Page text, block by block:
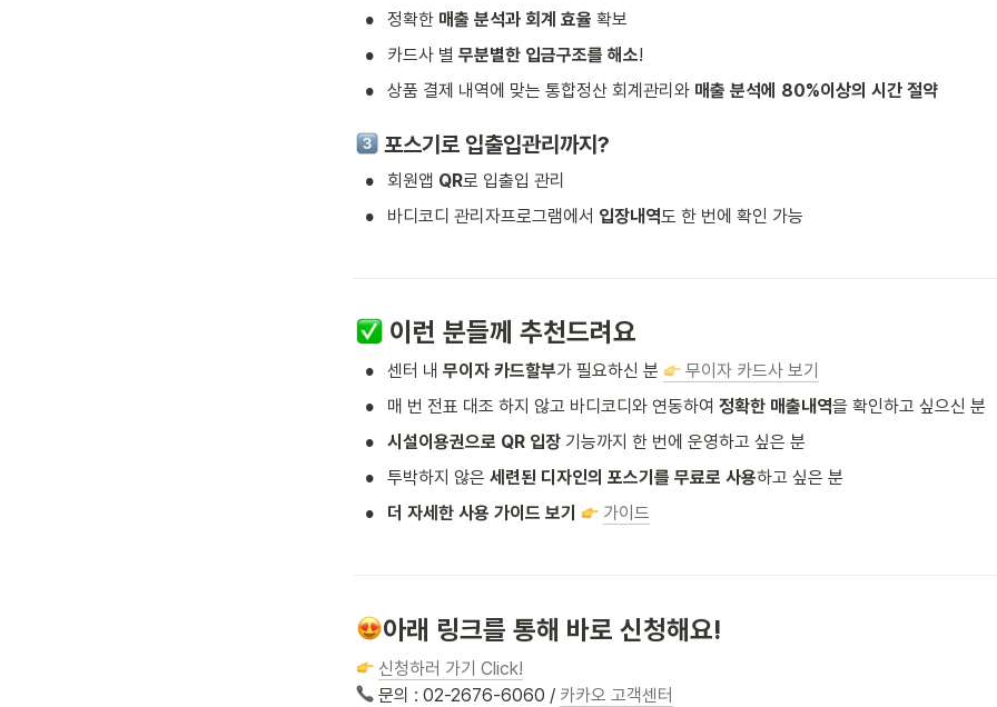
• 정확한 매출 분석과 회계 효율 확보
• 카드사 별 무분별한 입금구조를 해소!
• 상품 결제 내역에 맞는 통합정산 회계관리와 매출 분석에 80%이상의 시간 절약
포스기로 입출입관리까지?
• 회원앱 QR로 입출입 관리
• 바디코디 관리자프로그램에서 입장내역도 한 번에 확인 가능
이런 분들께 추천드려요
• 센터 내 무이자 카드할부가 필요하신 분 무이자 카드사 보기
• 매 번 전표 대조 하지 않고 바디코디와 연동하여 정확한 매출내역을 확인하고 싶으신 분
• 시설이용권으로 QR 입장 기능까지 한 번에 운영하고 싶은 분
• 투박하지 않은 세련된 디자인의 포스기를 무료로 사용하고 싶은 분
• 더 자세한 사용 가이드 보기 가이드
아래 링크를 통해 바로 신청해요!
신청하러 가기 Click!
문의 : 02-2676-6060 / 카카오 고객센터